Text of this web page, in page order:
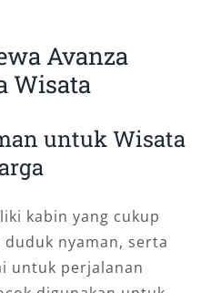
Avanza
Wisata
untuk Wisata
kabin yang cukup
duduk nyaman, serta
untuk perjalanan